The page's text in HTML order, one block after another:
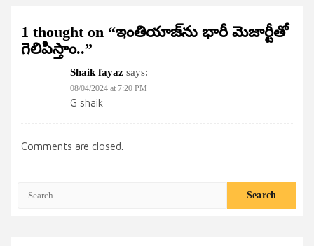
1 thought on “ఇంతియాజ్​ను భారీ మెజార్టీతో
గెలిపిస్తాం..”
Shaik fayaz says:
08/04/2024 at 7:20 PM
G shaik
Comments are closed.